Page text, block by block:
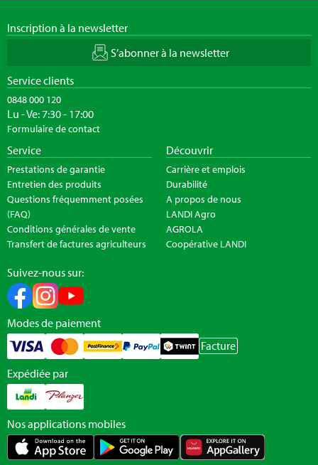
Inscription à la newsletter
S’abonner à la newsletter
Service clients
0848 000 120
Lu - Ve: 7:30 - 17:00
Formulaire de contact
Service
Prestations de garantie
Entretien des produits
Questions fréquemment posées
(FAQ)
Conditions générales de vente
Transfert de factures agriculteurs
Découvrir
Carrière et emplois
Durabilité
A propos de nous
LANDI Agro
AGROLA
Coopérative LANDI
Suivez-nous sur:
Modes de paiement
Facture
Expédiée par
Nos applications mobiles